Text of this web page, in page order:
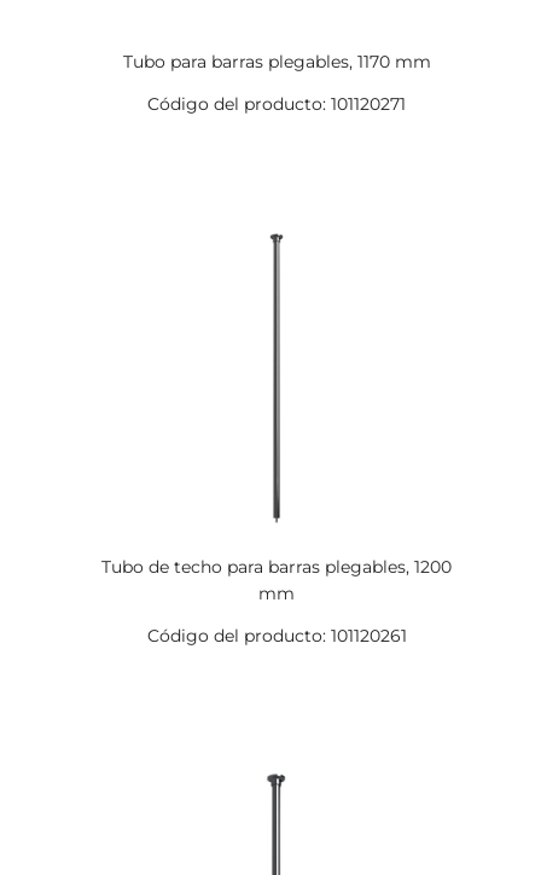
Tubo para barras plegables, 1170 mm
Código del producto: 101120271
Tubo de techo para barras plegables, 1200
mm
Código del producto: 101120261